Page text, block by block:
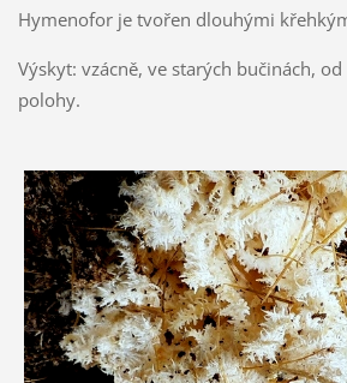
Hymenofor je tvořen dlouhými
Výskyt: vzácně, ve starých bučinách,
polohy.